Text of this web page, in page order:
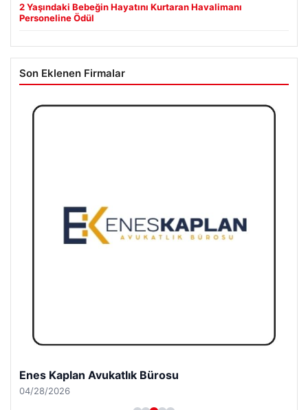
2 Yaşındaki Bebeğin Hayatını Kurtaran Havalimanı
Personeline Ödül
Son Eklenen Firmalar
Enes Kaplan Avukatlık Bürosu
04/28/2026